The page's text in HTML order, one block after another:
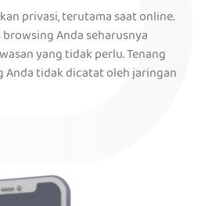
privasi, terutama saat online.
Anda seharusnya
yang tidak perlu. Tenang
Anda tidak dicatat oleh jaringan